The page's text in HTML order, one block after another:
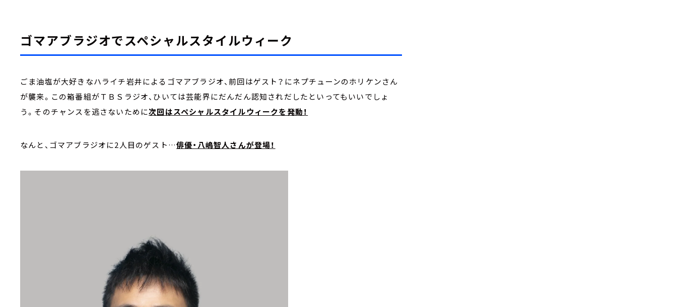
ゴマアブラジオでスペシャルスタイルウィーク
ごま油塩が大好きなハライチ岩井によるゴマアブラジオ、前回はゲスト？にネプチューンのホリケンさん
が襲来。この箱番組がＴＢＳラジオ、ひいては芸能界にだんだん認知されだしたといってもいいでしょ
う。そのチャンスを逃さないために次回はスペシャルスタイルウィークを発動！
なんと、ゴマアブラジオに2人目のゲスト…俳優・八嶋智人さんが登場！